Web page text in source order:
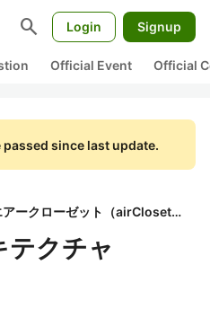
search Login Signup
Official Event Official
since last update.
株式会社エアークローゼット（airCloset）
テクチャ